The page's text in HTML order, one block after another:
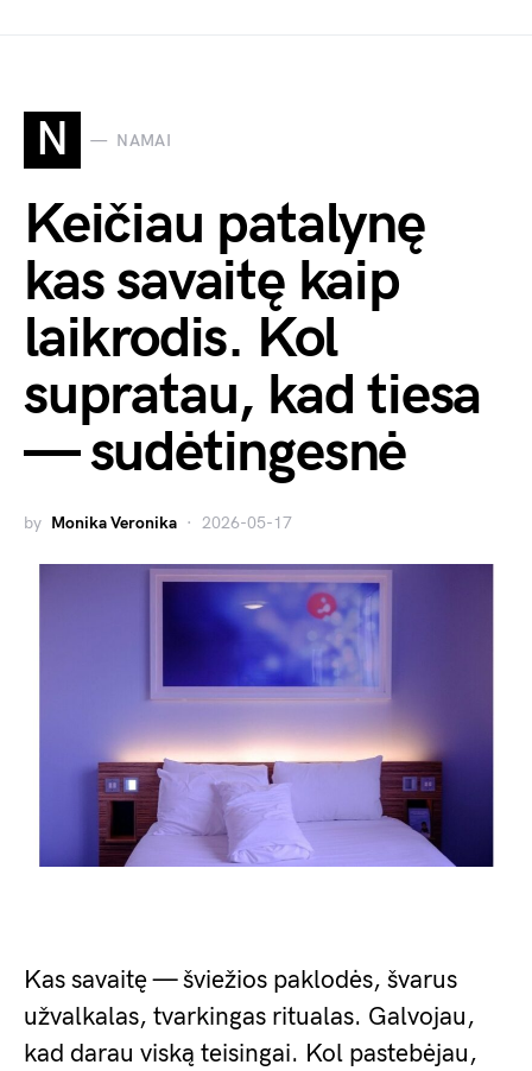
N NAMAI
Keičiau patalynę
kas savaitę kaip
laikrodis. Kol
supratau, kad tiesa
— sudėtingesnė
by Monika Veronika 2026-05-17
Kas savaitę — šviežios paklodės, švarus
užvalkalas, tvarkingas ritualas. Galvojau,
kad darau viską teisingai. Kol pastebėjau,